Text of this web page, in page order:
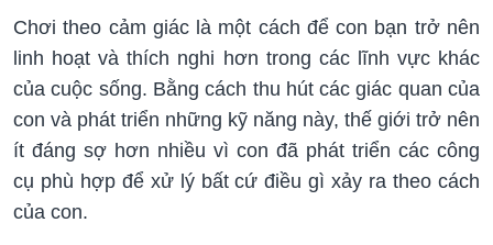
Chơi theo cảm giác là một cách để con bạn trở nên
linh hoạt và thích nghi hơn trong các lĩnh vực khác
của cuộc sống. Bằng cách thu hút các giác quan của
con và phát triển những kỹ năng này, thế giới trở nên
ít đáng sợ hơn nhiều vì con đã phát triển các công
cụ phù hợp để xử lý bất cứ điều gì xảy ra theo cách
của con.